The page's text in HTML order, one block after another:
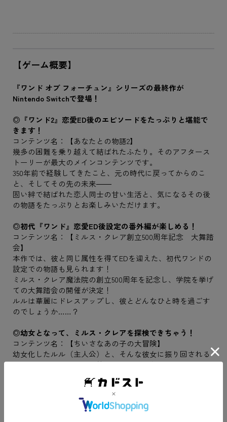
【ゲーム概要】
『ワンド オブ フォーチュン』シリーズの最終作が
Nintendo Switchで登場！
◎『ワンド2』恋愛ED後のエピソードをたっぷりと堪能で
きます！
コンテンツ名：【あなたとの物語2】
幾多の困難を乗り越えて結ばれたふたり。そのアフタース
トーリーが最大のメインコンテンツです。
350年前で経験してきたこと、元の時代に戻ってからのこ
と、そしてその先の未来――
固い絆で結ばれた恋人同士の甘い生活と、気になるその後
の物語をたっぷりとお楽しみいただけます。
◎初代『ワンド』恋愛ED後設定の番外編が楽しめる！
コンテンツ名：【ミルス・クレア創立500周年記念 大舞踏
会】
本作では、彼と同じ属性を得てEDを迎えた、初代ワンドの
設定での物語も見られます！
ミルス・クレア魔法院の創立500周年を記念し、学院を挙げ
ての大舞踏会の開催が決定！
ルルは華麗にドレスアップし、彼とどんなひと時を過ごす
のでしょうか……？
◎幼女となって、ミルス・クレアを探検できちゃう！
コンテンツ名：【ちいさなあの子の大冒険】
幼女化したルル（主人公）と、そんな彼女に振り回される
キャラクターたちとの微笑ましいひとときが描かれます。
ぱい構ってもらってください！